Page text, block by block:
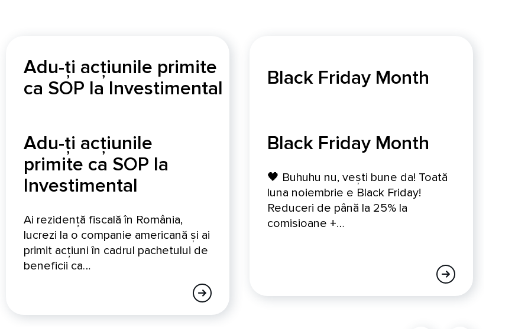
Adu-ți acțiunile primite
ca SOP la Investimental
Adu-ți acțiunile
primite ca SOP la
Investimental
Ai rezidență fiscală în România,
lucrezi la o companie americană și ai
primit acțiuni în cadrul pachetului de
beneficii ca…
Black Friday Month
Black Friday Month
🖤 Buhuhu nu, vești bune da! Toată
luna noiembrie e Black Friday!
Reduceri de până la 25% la
comisioane +…